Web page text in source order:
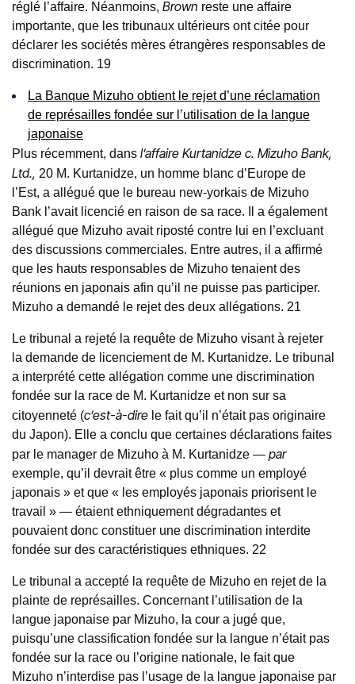
réglé l’affaire. Néanmoins, Brown reste une affaire
importante, que les tribunaux ultérieurs ont citée pour
déclarer les sociétés mères étrangères responsables de
discrimination. 19
La Banque Mizuho obtient le rejet d’une réclamation
de représailles fondée sur l’utilisation de la langue
japonaise
Plus récemment, dans l’affaire Kurtanidze c. Mizuho Bank,
Ltd., 20 M. Kurtanidze, un homme blanc d’Europe de
l’Est, a allégué que le bureau new-yorkais de Mizuho
Bank l’avait licencié en raison de sa race. Il a également
allégué que Mizuho avait riposté contre lui en l’excluant
des discussions commerciales. Entre autres, il a affirmé
que les hauts responsables de Mizuho tenaient des
réunions en japonais afin qu’il ne puisse pas participer.
Mizuho a demandé le rejet des deux allégations. 21
Le tribunal a rejeté la requête de Mizuho visant à rejeter
la demande de licenciement de M. Kurtanidze. Le tribunal
a interprété cette allégation comme une discrimination
fondée sur la race de M. Kurtanidze et non sur sa
citoyenneté (c’est-à-dire le fait qu’il n’était pas originaire
du Japon). Elle a conclu que certaines déclarations faites
par le manager de Mizuho à M. Kurtanidze — par
exemple, qu’il devrait être « plus comme un employé
japonais » et que « les employés japonais priorisent le
travail » — étaient ethniquement dégradantes et
pouvaient donc constituer une discrimination interdite
fondée sur des caractéristiques ethniques. 22
Le tribunal a accepté la requête de Mizuho en rejet de la
plainte de représailles. Concernant l’utilisation de la
langue japonaise par Mizuho, la cour a jugé que,
puisqu’une classification fondée sur la langue n’était pas
fondée sur la race ou l’origine nationale, le fait que
Mizuho n’interdise pas l’usage de la langue japonaise par